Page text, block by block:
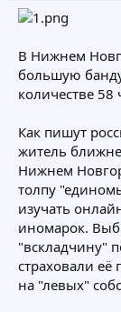
р
т
м
ы
а
л
а
В Нижнем
большую
количестве 58
Как пишут
житель
Нижнем
толпу
изучать
иномарок.
"вскладчину"
страховали
на "левых"